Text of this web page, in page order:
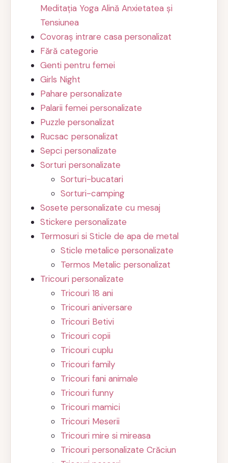
Meditația Yoga Alină Anxietatea și
Tensiunea
Covoraș intrare casa personalizat
Fără categorie
Genti pentru femei
Girls Night
Pahare personalizate
Palarii femei personalizate
Puzzle personalizat
Rucsac personalizat
Sepci personalizate
Sorturi personalizate
Sorturi-bucatari
Sorturi-camping
Sosete personalizate cu mesaj
Stickere personalizate
Termosuri si Sticle de apa de metal
Sticle metalice personalizate
Termos Metalic personalizat
Tricouri personalizate
Tricouri 18 ani
Tricouri aniversare
Tricouri Betivi
Tricouri copii
Tricouri cuplu
Tricouri family
Tricouri fani animale
Tricouri funny
Tricouri mamici
Tricouri Meserii
Tricouri mire si mireasa
Tricouri personalizate Crăciun